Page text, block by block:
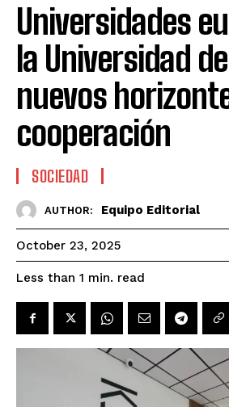
Universidades
la Universidad
nuevos
cooperación
SOCIEDAD
AUTHOR: Equipo Editorial
October 23, 2025
Less than 1 min. read